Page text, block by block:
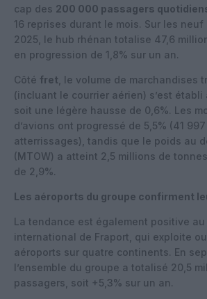
cap des 200 000 passagers
16 reprises durant le mois. Sur les neuf
2025, le hub rhénan totalise 47,6
en progression de 1,8% sur un an.
Côté fret , le volume de marchandises
(incluant le courrier aérien) s’est établi
soit une légère hausse de 0,6%. Les
d’avions ont progressé de 5,5% (41
atterrissages), tandis que le poids au
(MTOW) a atteint 2,5 millions de tonnes
de 2,9%.
Les aéroports du groupe confirment
La tendance est également positive
international de Fraport, qui exploite
aéroports sur quatre continents. En
l’ensemble du groupe a totalisé 20,5
passagers , soit +5,3% sur un an.